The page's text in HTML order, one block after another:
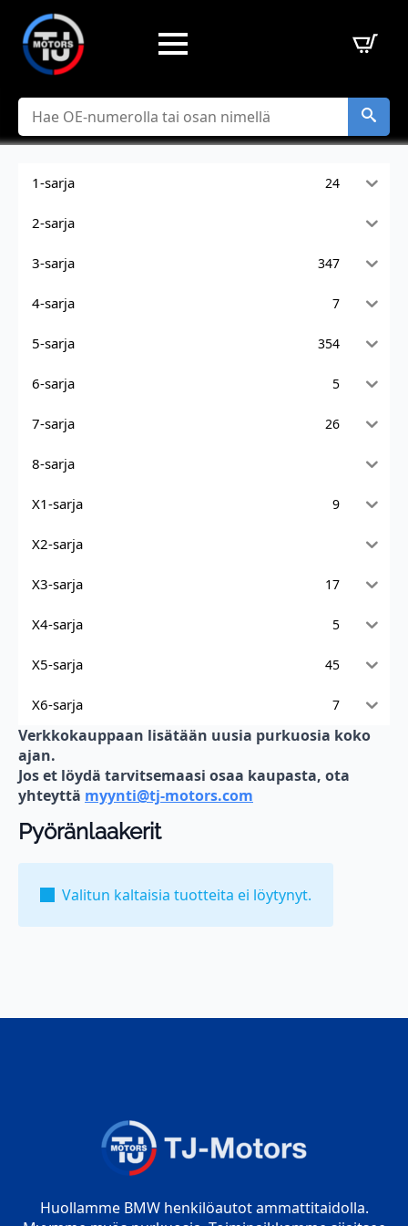
Hae
1-sarja 24
2-sarja
3-sarja 347
4-sarja 7
5-sarja 354
6-sarja 5
7-sarja 26
8-sarja
X1-sarja 9
X2-sarja
X3-sarja 17
X4-sarja 5
X5-sarja 45
X6-sarja 7
Verkkokauppaan lisätään uusia purkuosia koko
ajan.
Jos et löydä tarvitsemaasi osaa kaupasta, ota
yhteyttä myynti@tj-motors.com
Pyöränlaakerit
Valitun kaltaisia tuotteita ei löytynyt.
Huollamme BMW henkilöautot ammattitaidolla.